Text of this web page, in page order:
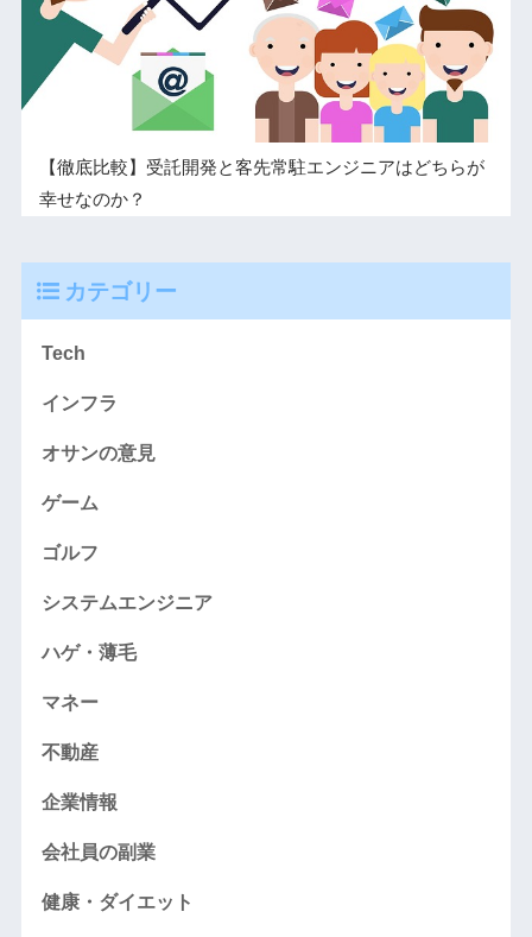
【徹底比較】受託開発と客先常駐エンジニアはどちらが
幸せなのか？
カテゴリー
Tech
インフラ
オサンの意見
ゲーム
ゴルフ
システムエンジニア
ハゲ・薄毛
マネー
不動産
企業情報
会社員の副業
健康・ダイエット